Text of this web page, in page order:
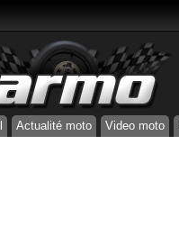
Actualité moto Video moto